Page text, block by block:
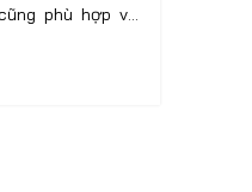
phù hợp với